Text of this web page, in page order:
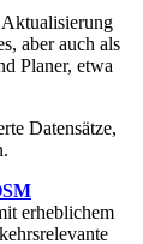
aber auch als
Planer, etwa
Datensätze,
erheblichem